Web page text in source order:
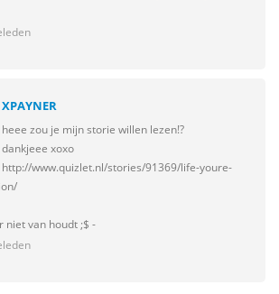
XPAYNER
heee zou je mijn storie willen lezen!?
dankjeee xoxo
http://www.quizlet.nl/stories/91369/life-youre-
niet van houdt ;$ -